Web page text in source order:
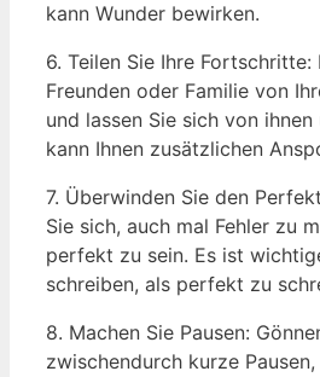
kann Wunder bewirken.
6. Teilen Sie Ihre Fortschritte:
Freunden oder Familie von
und lassen Sie sich von
kann Ihnen zusätzlichen
7. Überwinden Sie den
Sie sich, auch mal Fehler zu
perfekt zu sein. Es ist
schreiben, als perfekt zu
8. Machen Sie Pausen:
zwischendurch kurze